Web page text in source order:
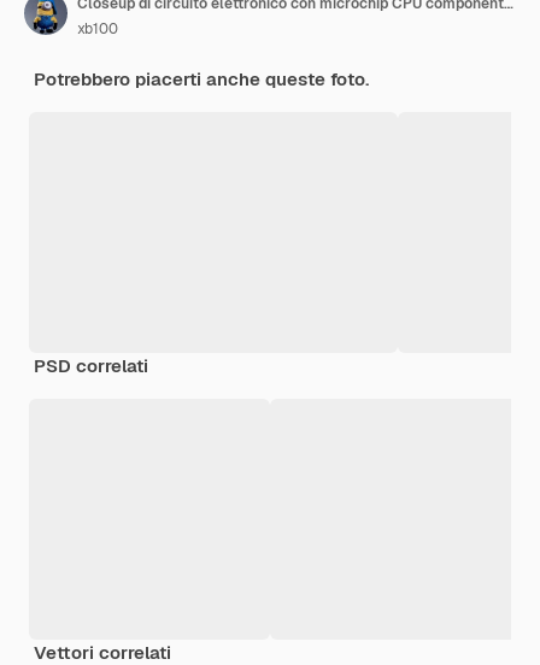
xb100
Potrebbero piacerti anche queste foto.
PSD correlati
Vettori correlati